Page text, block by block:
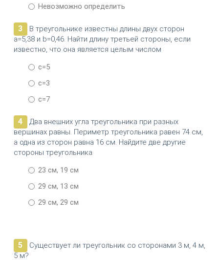
Невозможно определить
3
В треугольнике известны длины двух сторон
a=5,38 и b=0,46. Найти длину третьей стороны, если
известно, что она является целым числом
c=5
c=3
c=7
4
Два внешних угла треугольника при разных
вершинах равны. Периметр треугольника равен 74 см,
а одна из сторон равна 16 см. Найдите две другие
стороны треугольника
23 см, 19 см
29 см, 13 см
29 см, 29 см
5
Существует ли треугольник со сторонами 3 м, 4 м,
5 м?